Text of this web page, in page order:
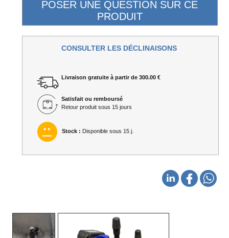
CONSULTER LES DÉCLINAISONS
Livraison gratuite à partir de 300.00 €
Satisfait ou remboursé
Retour produit sous 15 jours
Stock : Disponible sous 15 j.